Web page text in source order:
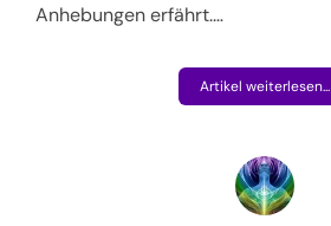
Anhebungen erfährt.…
Artikel weiterlesen...